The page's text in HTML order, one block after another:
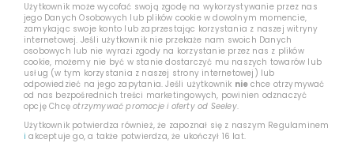
Użytkownik może wycofać swoją zgodę na wykorzystywanie przez nas
jego Danych Osobowych lub plików cookie w dowolnym momencie,
zamykając swoje konto lub zaprzestając korzystania z naszej witryny
internetowej. Jeśli użytkownik nie przekaże nam swoich Danych
osobowych lub nie wyrazi zgody na korzystanie przez nas z plików
cookie, możemy nie być w stanie dostarczyć mu naszych towarów lub
usług (w tym korzystania z naszej strony internetowej) lub
odpowiedzieć na jego zapytania. Jeśli użytkownik nie chce otrzymywać
od nas bezpośrednich treści marketingowych, powinien odznaczyć
opcję Chcęotrzymywać promocje i oferty od Seeley.
Użytkownik potwierdza również, że zapoznał się z naszym Regulaminem
i akceptuje go, a także potwierdza, że ukończył 16 lat.